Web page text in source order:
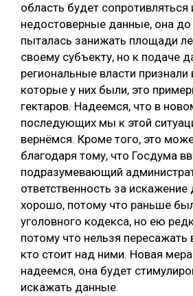
область будет сопротивляться
недостоверные данные, она
пыталась занижать площади
своему субъекту, но к подаче
региональные власти
которые у них были, это
гектаров. Надеемся, что в
последующих мы к этой
вернёмся. Кроме того, это
благодаря тому, что Госдума
подразумевающий
ответственность за
хорошо, потому что раньше
уголовного кодекса, но ею
потому что нельзя пересажать
кто стоит над ними. Новая
надеемся, она будет
искажать данные.